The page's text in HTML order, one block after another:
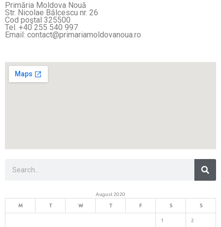
Primăria Moldova Nouă
Str. Nicolae Bălcescu nr. 26
Cod poştal 325500
Tel. +40 255 540 997
Email: contact@primariamoldovanoua.ro
August 2020
M T W T F S S
1 2